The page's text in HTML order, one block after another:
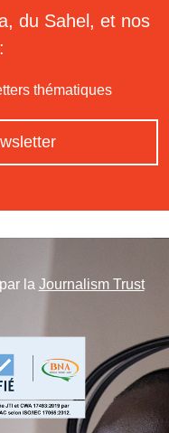
du Sahel, et nos
thématiques
la Journalism Trust